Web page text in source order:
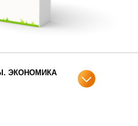
ЭКОНОМИКА